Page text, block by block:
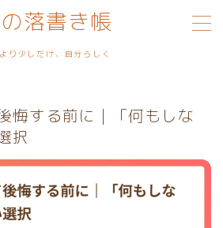
落書き帳
り少しだけ、自分らしく
法に基づく表記
悔する前に｜「何もしな
択